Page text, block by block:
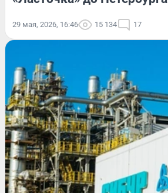
29 мая, 2026, 16:46 15 134 17